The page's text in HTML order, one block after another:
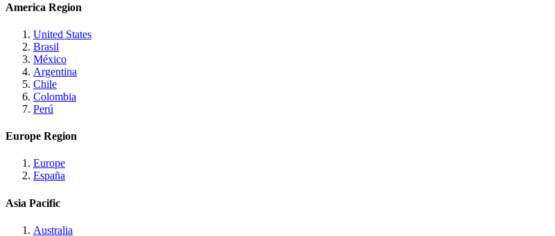
America Region
United States
Brasil
México
Argentina
Chile
Colombia
Perú
Europe Region
Europe
España
Asia Pacific
Australia